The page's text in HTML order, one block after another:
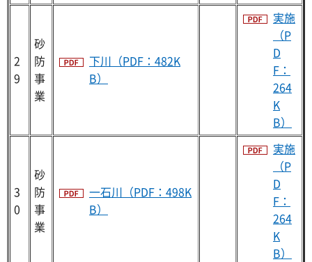
2
9
砂
防
事
業
下川（PDF：482K
B）
実施
（P
D
F：
264
K
B）
3
0
砂
防
事
業
一石川（PDF：498K
B）
実施
（P
D
F：
264
K
B）